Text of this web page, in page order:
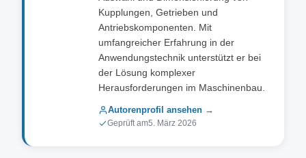
Kupplungen, Getrieben und
Antriebskomponenten. Mit
umfangreicher Erfahrung in der
Anwendungstechnik unterstützt er bei
der Lösung komplexer
Herausforderungen im Maschinenbau.
Autorenprofil ansehen →
Geprüft am5. März 2026